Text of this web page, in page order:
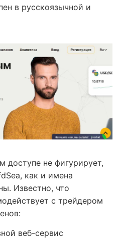
в русскоязычной и
не фигурирует,
как и имена
Известно, что
с трейдером
веб-сервис